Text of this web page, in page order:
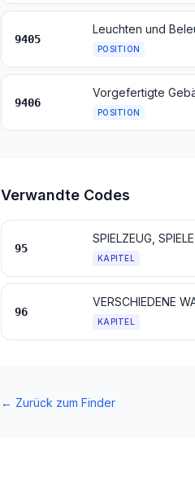
9405
POSITION
9406
Vorgefertigte
POSITION
Verwandte Codes
95
KAPITEL
96
VERSCHIEDENE
KAPITEL
← Zurück zum Finder